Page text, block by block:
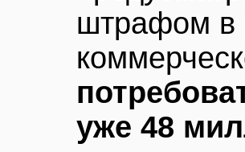
штрафом в
уже 48